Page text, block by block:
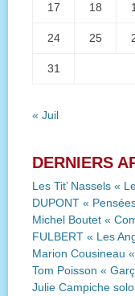
17 18
24 25
31
« Juil
DERNIERS
Les Tit’ Nassels «
DUPONT «
Michel Boutet «
FULBERT « Les
Marion Cousineau
Tom Poisson «
Julie Campiche